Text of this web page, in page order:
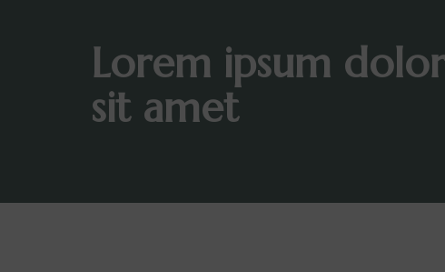
Lorem ipsum dolor
sit amet